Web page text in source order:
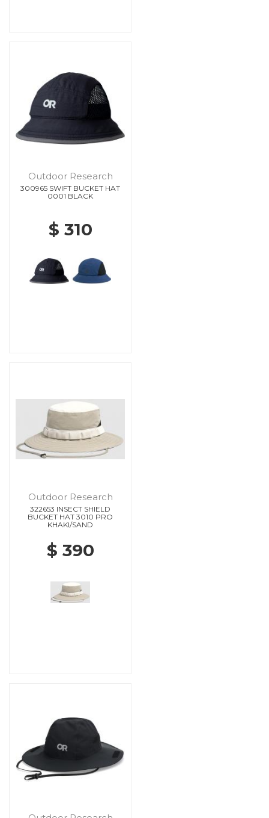
Outdoor Research
300965 SWIFT BUCKET HAT
0001 BLACK
$ 310
Outdoor Research
322653 INSECT SHIELD
BUCKET HAT 3010 PRO
KHAKI/SAND
$ 390